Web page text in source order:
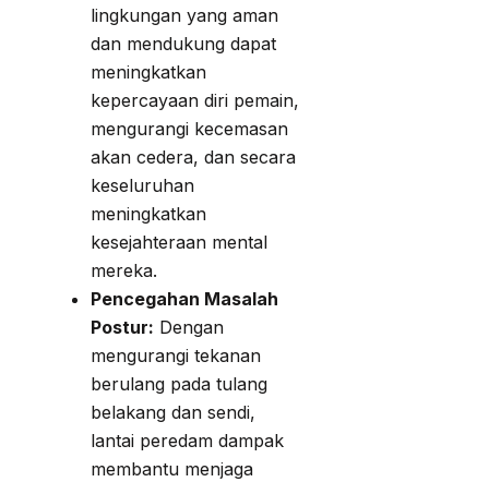
lingkungan yang aman
dan mendukung dapat
meningkatkan
kepercayaan diri pemain,
mengurangi kecemasan
akan cedera, dan secara
keseluruhan
meningkatkan
kesejahteraan mental
mereka.
Pencegahan Masalah
Postur: Dengan
mengurangi tekanan
berulang pada tulang
belakang dan sendi,
lantai peredam dampak
membantu menjaga